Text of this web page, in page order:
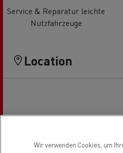
Service & Reparatur leichte
Nutzfahrzeuge
Location
Wir verwenden Cookies, um